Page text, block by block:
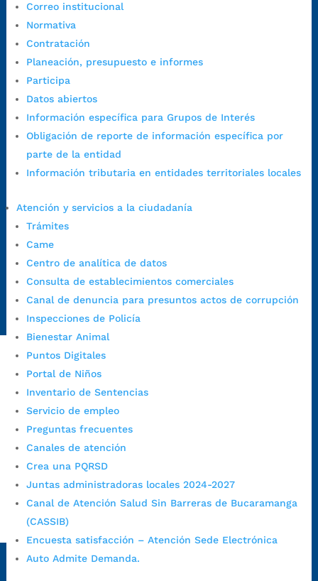
Correo institucional
Normativa
Contratación
Planeación, presupuesto e informes
Participa
Datos abiertos
Información específica para Grupos de Interés
Obligación de reporte de información específica por
parte de la entidad
Información tributaria en entidades territoriales locales
Atención y servicios a la ciudadanía
Trámites
Came
Centro de analítica de datos
Consulta de establecimientos comerciales
Canal de denuncia para presuntos actos de corrupción
Inspecciones de Policía
Bienestar Animal
Puntos Digitales
Portal de Niños
Inventario de Sentencias
Servicio de empleo
Preguntas frecuentes
Canales de atención
Crea una PQRSD
Juntas administradoras locales 2024-2027
Canal de Atención Salud Sin Barreras de Bucaramanga
(CASSIB)
Encuesta satisfacción – Atención Sede Electrónica
Auto Admite Demanda.
Lunes a jueves: 7:00 a.m. a 12:00 m y de 1:00 p.m. a 5:30 p.m.
Viernes: 7:00 a.m. a 5:00 p.m. en Jornada Continua con
30 minutos de descanso al medio día.
Horario de Atención CAME (Norte):
Dirección:Carrera 12 #16N-84 del barrio Kennedy.
Horario habitual de lunes a viernes en
a.m. a 3:00 p.m.
Teléfono Conmutador:+57 (607) 633 70 00
Líneagratuita:+57 (607) 652 55 55
Correo Institucional: contactenos@bucaramanga.gov.co
judiciales:
https://www.bucaramanga.gov.co/gobierno-ciudadanos-
1/secretarias/oficina-de-control-interno-disciplinario/
Alcaldía de Bucaramanga
@AlcaldíaBGA
Alcaldía de Bucaramanga
PrensaBucaramanga